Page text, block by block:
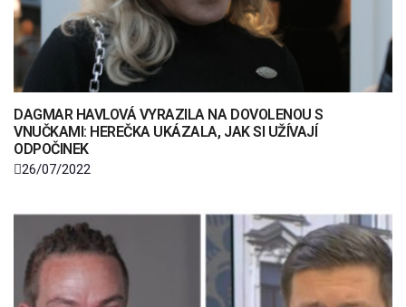
DAGMAR HAVLOVÁ VYRAZILA NA DOVOLENOU S
VNUČKAMI: HEREČKA UKÁZALA, JAK SI UŽÍVAJÍ
ODPOČINEK
26/07/2022